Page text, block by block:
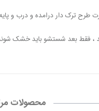
ترک دار درامده و درب و پایه
، فقط بعد شستشو باید خشک
محصولات